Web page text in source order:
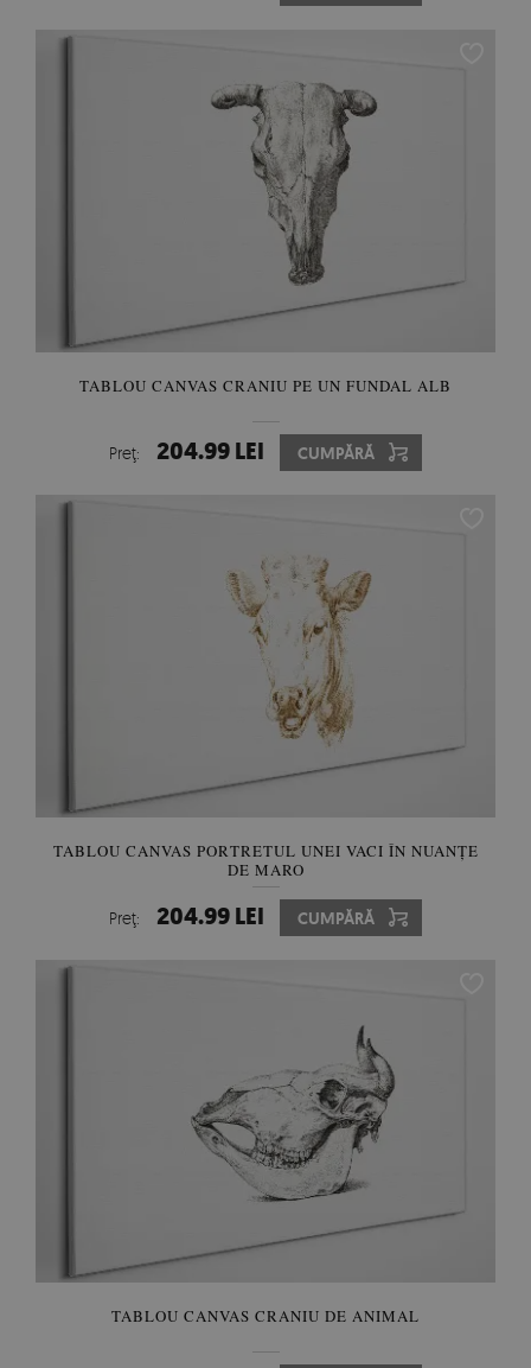
TABLOU CANVAS CRANIU PE UN FUNDAL ALB
Preţ: 204.99 LEI CUMPĂRĂ
TABLOU CANVAS PORTRETUL UNEI VACI ÎN NUANȚE
DE MARO
Preţ: 204.99 LEI CUMPĂRĂ
TABLOU CANVAS CRANIU DE ANIMAL